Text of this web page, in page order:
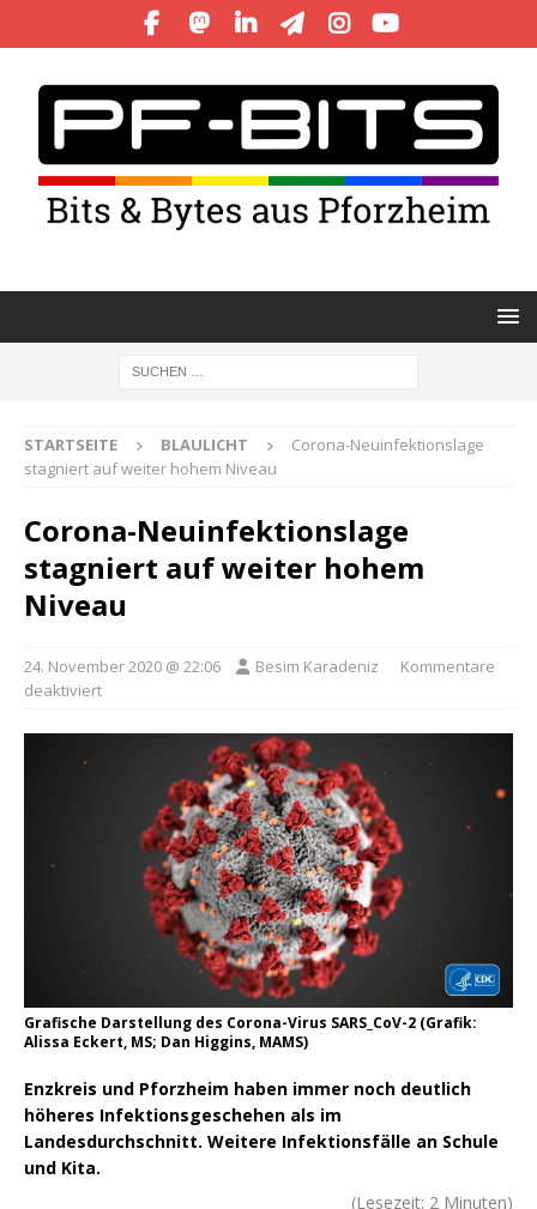
STARTSEITE BLAULICHT
Corona-Neuinfektionslage
stagniert auf weiter hohem Niveau
Corona-Neuinfektionslage
stagniert auf weiter hohem
Niveau
24. November 2020 @ 22:06 Besim Karadeniz
Kommentare
deaktiviert
Grafische Darstellung des Corona-Virus SARS_CoV-2 (Grafik:
Alissa Eckert, MS; Dan Higgins, MAMS)
Enzkreis und Pforzheim haben immer noch deutlich
höheres Infektionsgeschehen als im
Landesdurchschnitt. Weitere Infektionsfälle an Schule
und Kita.
(Lesezeit: 2 Minuten)